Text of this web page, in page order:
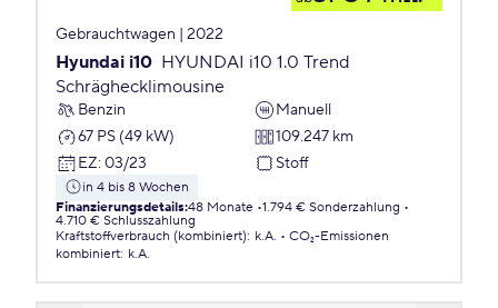
Gebrauchtwagen | 2022
Hyundai i10 HYUNDAI i10 1.0 Trend
Schräghecklimousine
Benzin
Manuell
67 PS (49 kW)
109.247 km
EZ: 03/23 Stoff
in 4 bis 8 Wochen
Finanzierungsdetails:48 Monate 1.794 € Sonderzahlung
4.710 € Schlusszahlung
Kraftstoffverbrauch (kombiniert): k.A.
CO₂-Emissionen
kombiniert: k.A.